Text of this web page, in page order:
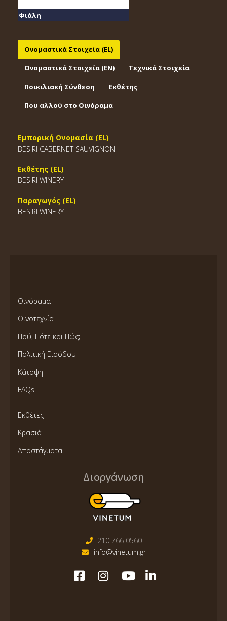
Φιάλη
Ονομαστικά Στοιχεία (EL)
Ονομαστικά Στοιχεία (EΝ) Τεχνικά Στοιχεία
Ποικιλιακή Σύνθεση Εκθέτης
Που αλλού στο Οινόραμα
Εμπορική Ονομασία (EL)
BESIRI CABERNET SAUVIGNON
Εκθέτης (EL)
BESIRI WINERY
Παραγωγός (EL)
BESIRI WINERY
Οινόραμα
Οινοτεχνία
Πού, Πότε και Πώς;
Πολιτική Εισόδου
Κάτοψη
FAQs
Εκθέτες
Κρασιά
Αποστάγματα
Διοργάνωση
210 766 0560
info@vinetum.gr